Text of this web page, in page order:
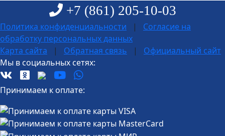
+7 (861) 205-10-03
Политика конфиденциальности |
Согласие на
обработку персональных данных
Карта сайта
| Обратная связь |
Официальный сайт
Мы в социальных сетях:
Принимаем к оплате: